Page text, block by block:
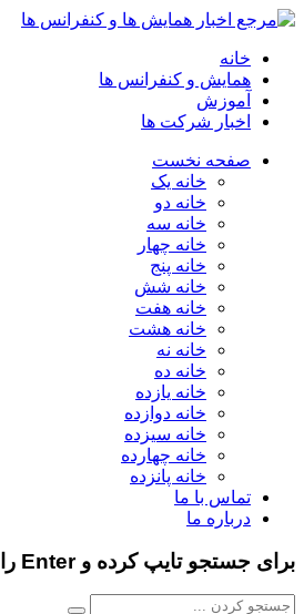
خانه
همایش و کنفرانس ها
آموزش
اخبار شرکت ها
صفحه نخست
خانه یک
خانه دو
خانه سه
خانه چهار
خانه پنج
خانه شش
خانه هفت
خانه هشت
خانه نه
خانه ده
خانه یازده
خانه دوازده
خانه سیزده
خانه چهارده
خانه پانزده
تماس با ما
درباره ما
برای جستجو تایپ کرده و Enter را بزنید